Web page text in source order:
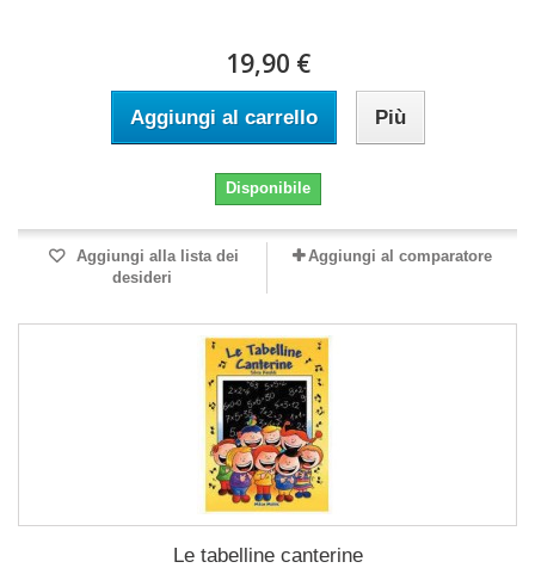
19,90 €
Aggiungi al carrello Più
Disponibile
Aggiungi alla lista dei
desideri
Aggiungi al comparatore
Le tabelline canterine